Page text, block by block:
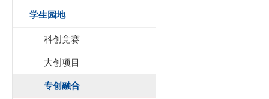
学生园地
科创竞赛
大创项目
专创融合